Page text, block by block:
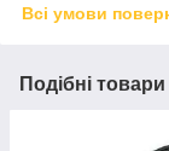
Всі умови
Подібні товари